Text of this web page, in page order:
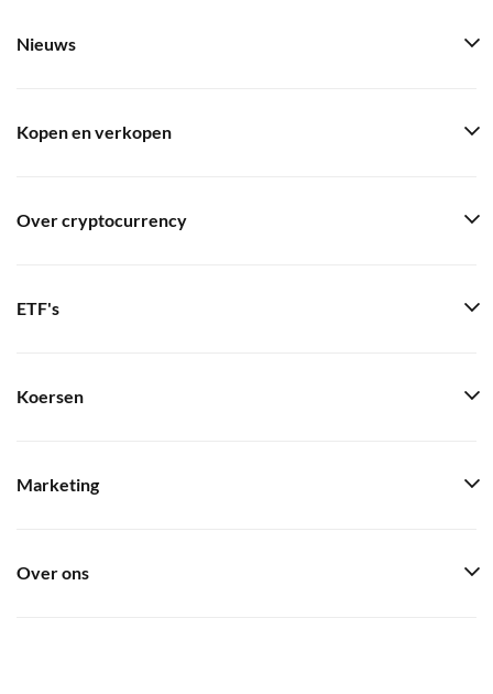
Nieuws
Kopen en verkopen
Over cryptocurrency
ETF's
Koersen
Marketing
Over ons